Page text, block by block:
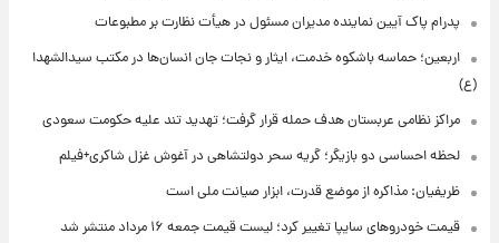
پدرام پاک آیین نماینده مدیران مسئول در هیأت نظارت بر مطبوعات
اربعین؛ حماسه باشکوه خدمت، ایثار و نجات جان انسان‌ها در مکتب سیدالشهدا
(ع)
مراکز نظامی عربستان هدف حمله قرار گرفت؛ تهدید تند علیه حکومت سعودی
لحظه احساسی دو بازیگر؛ گریه سحر دولتشاهی در آغوش غزل شاکری+فیلم
ظریفیان: مذاکره از موضع قدرت، ابزار صیانت ملی است
قیمت خودروهای سایپا تغییر کرد؛ لیست قیمت جمعه ۱۶ مرداد منتشر شد